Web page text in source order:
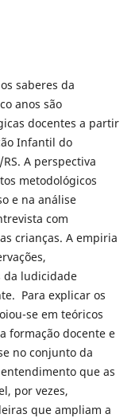
saberes da
anos são
docentes a partir
Infantil do
A perspectiva
metodológicos
e na análise
com
crianças. A empiria
da ludicidade
Para explicar os
se em teóricos
formação docente e
no conjunto da
que as
por vezes,
que ampliam a